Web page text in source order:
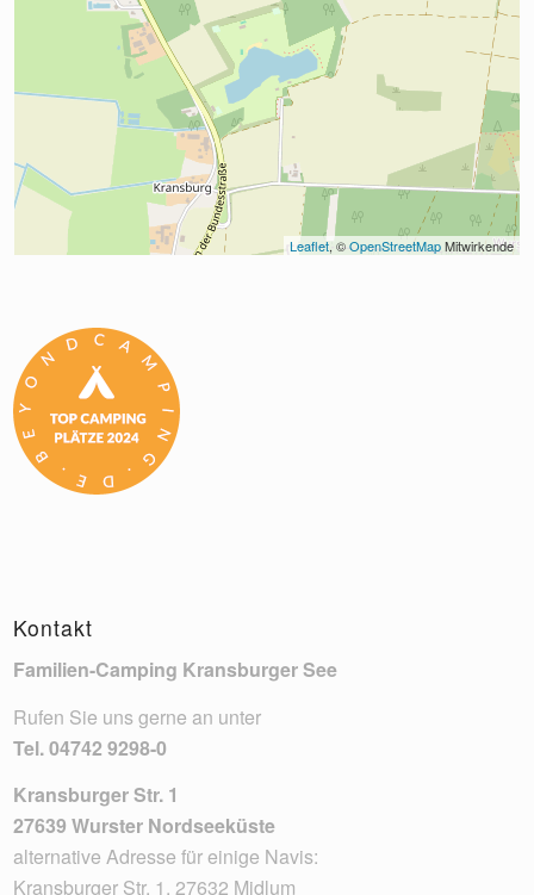
Leaflet, © OpenStreetMap Mitwirkende
Kontakt
Familien-Camping Kransburger See
Rufen Sie uns gerne an unter
Tel.04742 9298-0
Kransburger Str. 1
27639 Wurster Nordseeküste
alternative Adresse für einige Navis:
Kransburger Str. 1, 27632 Midlum